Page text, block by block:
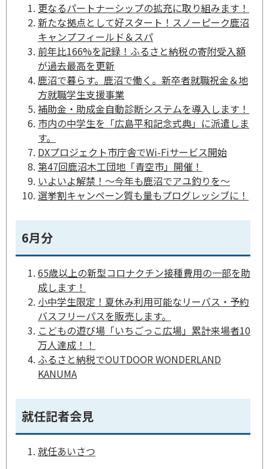
更なるパートナーシップの拡充に取り組みます！
新たな拠点として好スタート！スノーピーク鹿沼
キャンプフィールド＆スパ
前年比166%を記録！ふるさと納税の寄附受入額
が過去最高を更新
鹿沼で暮らす。鹿沼で働く。新卒者就職祝金＆地
方就職学生支援事業
補助金・助成金自動診断システムを導入します！
市内の中学生を「広島平和記念式典」に派遣しま
す。
DXプロジェクト市庁舎でWi-Fiサービス開始
第47回鹿沼木工団地「青空市」開催！
いよいよ解禁！～今年も鹿沼でアユ釣りを～
選挙割キャンペーン質も量もプログレッシブに！
6月分
65歳以上の新型コロナクチン接種費用の一部を助
成します！
小中学生限定！夏休み利用可能なリーバス・予約
バスフリーパスを販売します。
こどもの遊び場「いちごっこ広場」累計来場者10
万人達成！！
ふるさと納税でOUTDOOR WONDERLAND
KANUMA
就任記者会見
就任あいさつ